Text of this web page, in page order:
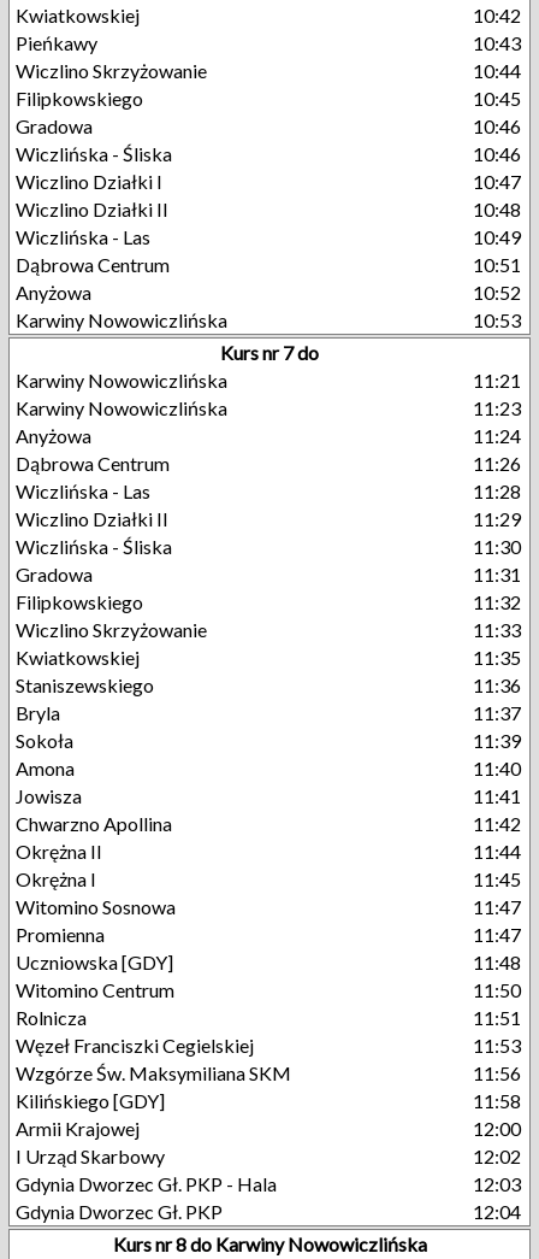
Kwiatkowskiej
10:42
Pieńkawy
10:43
Wiczlino Skrzyżowanie
10:44
Filipkowskiego
10:45
Gradowa
10:46
Wiczlińska - Śliska
10:46
Wiczlino Działki I
10:47
Wiczlino Działki II
10:48
Wiczlińska - Las
10:49
Dąbrowa Centrum
10:51
Anyżowa
10:52
Karwiny Nowowiczlińska
10:53
Kurs nr 7 do
Karwiny Nowowiczlińska
11:21
Karwiny Nowowiczlińska
11:23
Anyżowa
11:24
Dąbrowa Centrum
11:26
Wiczlińska - Las
11:28
Wiczlino Działki II
11:29
Wiczlińska - Śliska
11:30
Gradowa
11:31
Filipkowskiego
11:32
Wiczlino Skrzyżowanie
11:33
Kwiatkowskiej
11:35
Staniszewskiego
11:36
Bryla
11:37
Sokoła
11:39
Amona
11:40
Jowisza
11:41
Chwarzno Apollina
11:42
Okrężna II
11:44
Okrężna I
11:45
Witomino Sosnowa
11:47
Promienna
11:47
Uczniowska [GDY]
11:48
Witomino Centrum
11:50
Rolnicza
11:51
Węzeł Franciszki Cegielskiej
11:53
Wzgórze Św. Maksymiliana SKM
11:56
Kilińskiego [GDY]
11:58
Armii Krajowej
12:00
I Urząd Skarbowy
12:02
Gdynia Dworzec Gł. PKP - Hala
12:03
Gdynia Dworzec Gł. PKP
12:04
Kurs nr 8 do Karwiny Nowowiczlińska